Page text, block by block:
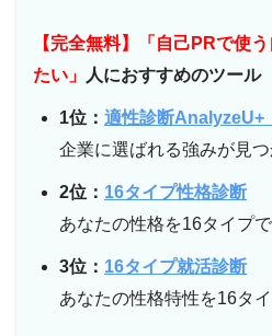
【完全無料】「自己PRで使
たい」
人におすすめのツール
1位： 適性診断AnalyzeU+
企業に選ばれる強みが見
2位： 16タイプ性格診断
あなたの性格を16タイプ
3位： 16タイプ就活診断
あなたの性格特性を16タ